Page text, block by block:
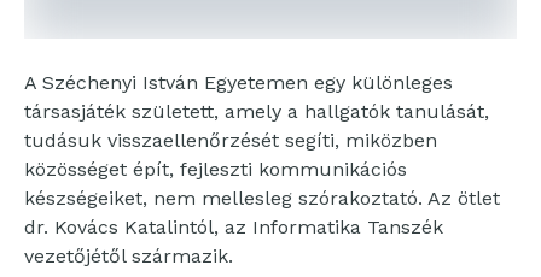
A Széchenyi István Egyetemen egy különleges
társasjáték született, amely a hallgatók tanulását,
tudásuk visszaellenőrzését segíti, miközben
közösséget épít, fejleszti kommunikációs
készségeiket, nem mellesleg szórakoztató. Az ötlet
dr. Kovács Katalintól, az Informatika Tanszék
vezetőjétől származik.